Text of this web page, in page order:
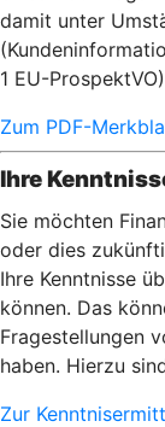
damit unter
1 EU-
Zum PDF-
Ihre
Sie möchten
oder dies
Ihre Kenntnisse
können. Das
Fragestellungen
haben. Hierzu
Zur